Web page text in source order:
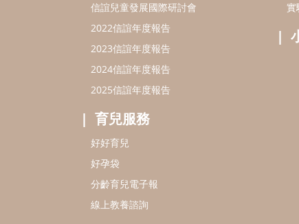
信誼兒童發展國際研討會
2022信誼年度報告
2023信誼年度報告
2024信誼年度報告
2025信誼年度報告
育兒服務
好好育兒
好孕袋
分齡育兒電子報
線上教養諮詢
實